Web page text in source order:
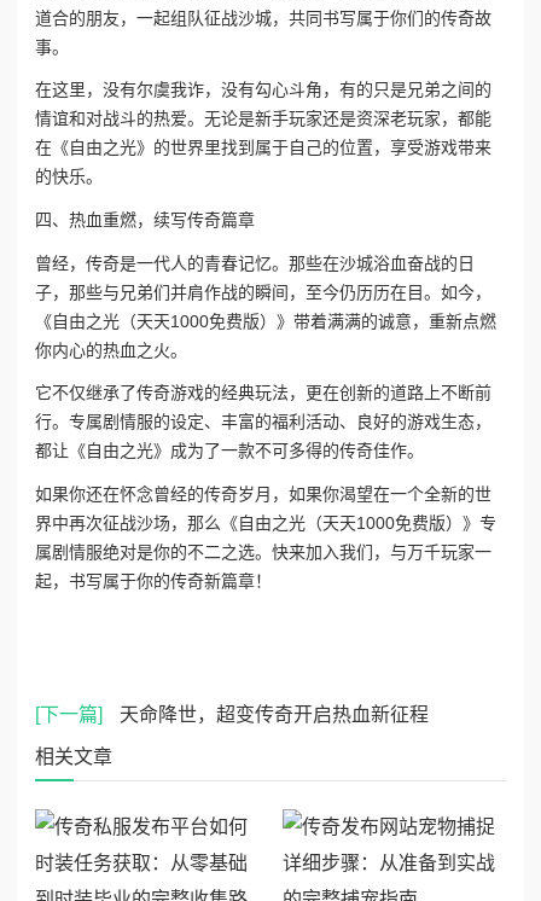
道合的朋友，一起组队征战沙城，共同书写属于你们的传奇故
事。
在这里，没有尔虞我诈，没有勾心斗角，有的只是兄弟之间的
情谊和对战斗的热爱。无论是新手玩家还是资深老玩家，都能
在《自由之光》的世界里找到属于自己的位置，享受游戏带来
的快乐。
四、热血重燃，续写传奇篇章
曾经，传奇是一代人的青春记忆。那些在沙城浴血奋战的日
子，那些与兄弟们并肩作战的瞬间，至今仍历历在目。如今，
《自由之光（天天1000免费版）》带着满满的诚意，重新点燃
你内心的热血之火。
它不仅继承了传奇游戏的经典玩法，更在创新的道路上不断前
行。专属剧情服的设定、丰富的福利活动、良好的游戏生态，
都让《自由之光》成为了一款不可多得的传奇佳作。
如果你还在怀念曾经的传奇岁月，如果你渴望在一个全新的世
界中再次征战沙场，那么《自由之光（天天1000免费版）》专
属剧情服绝对是你的不二之选。快来加入我们，与万千玩家一
起，书写属于你的传奇新篇章！
[下一篇] 天命降世，超变传奇开启热血新征程
相关文章